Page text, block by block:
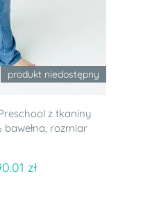
produkt niedostępny
z tkaniny
bawełna, rozmiar
zł